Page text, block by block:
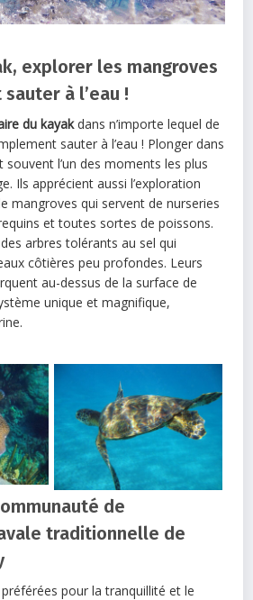
explorer les mangroves
à l’eau !
du kayakdans n’importe lequel de
sauter à l’eau ! Plonger dans
souvent l’un des moments les plus
Ils apprécient aussi l’exploration
mangroves qui servent de nurseries
et toutes sortes de poissons.
arbres tolérants au sel qui
côtières peu profondes. Leurs
au-dessus de la surface de
unique et magnifique,
de
traditionnelle de
préférées pour la tranquillité et le